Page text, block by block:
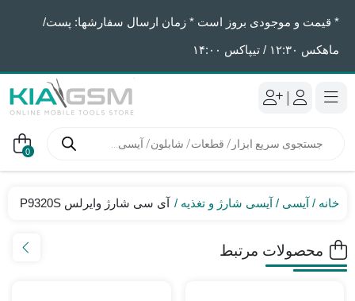
* قیمت و موجودی بروز است * زمان ارسال سفارشها: پست/
ماهکس ١٢:٣٠ / تیپاکس ١۴:٠٠
|
محصولات
0
خانه آیسی آیسی شارژ و تغذیه آی سی شارژ وایرلس P9320S
محصولات مرتبط